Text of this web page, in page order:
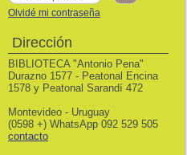
Olvidé mi contraseña
Dirección
BIBLIOTECA "Antonio Pena"
Durazno 1577 - Peatonal Encina
1578 y Peatonal Sarandí 472
Montevideo - Uruguay
(0598 +) WhatsApp 092 529 505
contacto